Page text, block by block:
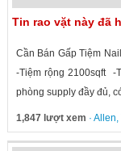
Tin rao vặt này đã
Cần Bán Gấp Tiệm
-Tiệm rộng 2100sqft -
phòng supply đầy đủ,
1,847 lượt xem · Allen,